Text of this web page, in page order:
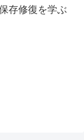
存修復を学ぶ